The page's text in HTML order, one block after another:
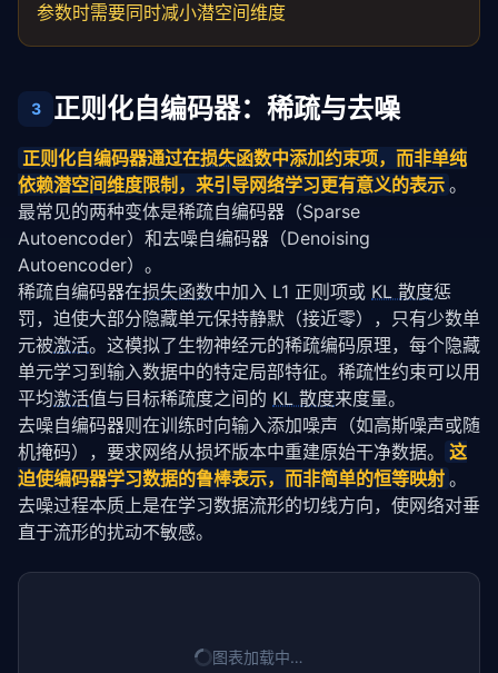
参数时需要同时减小潜空间维度
3 正则化自编码器：稀疏与去噪
正则化自编码器通过在损失函数中添加约束项，而非单纯
依赖潜空间维度限制，来引导网络学习更有意义的表示 。
最常见的两种变体是稀疏自编码器（Sparse
Autoencoder）和去噪自编码器（Denoising
Autoencoder）。
稀疏自编码器在损失函数中加入 L1 正则项或 KL 散度惩
罚，迫使大部分隐藏单元保持静默（接近零），只有少数单
元被激活。这模拟了生物神经元的稀疏编码原理，每个隐藏
单元学习到输入数据中的特定局部特征。稀疏性约束可以用
平均激活值与目标稀疏度之间的 KL 散度来度量。
去噪自编码器则在训练时向输入添加噪声（如高斯噪声或随
机掩码），要求网络从损坏版本中重建原始干净数据。
这
迫使编码器学习数据的鲁棒表示，而非简单的恒等映射 。
去噪过程本质上是在学习数据流形的切线方向，使网络对垂
直于流形的扰动不敏感。
图表加载中…